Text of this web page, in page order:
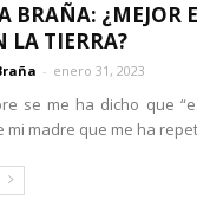
BRAÑA: ¿MEJOR
LA TIERRA?
- enero 31, 2023
se me ha dicho que
mi madre que me ha